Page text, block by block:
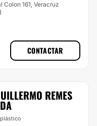
Colon 161, Veracruz
CONTACTAR
REMES